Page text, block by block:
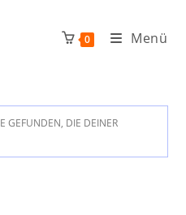
0 Menü
GEFUNDEN, DIE DEINER